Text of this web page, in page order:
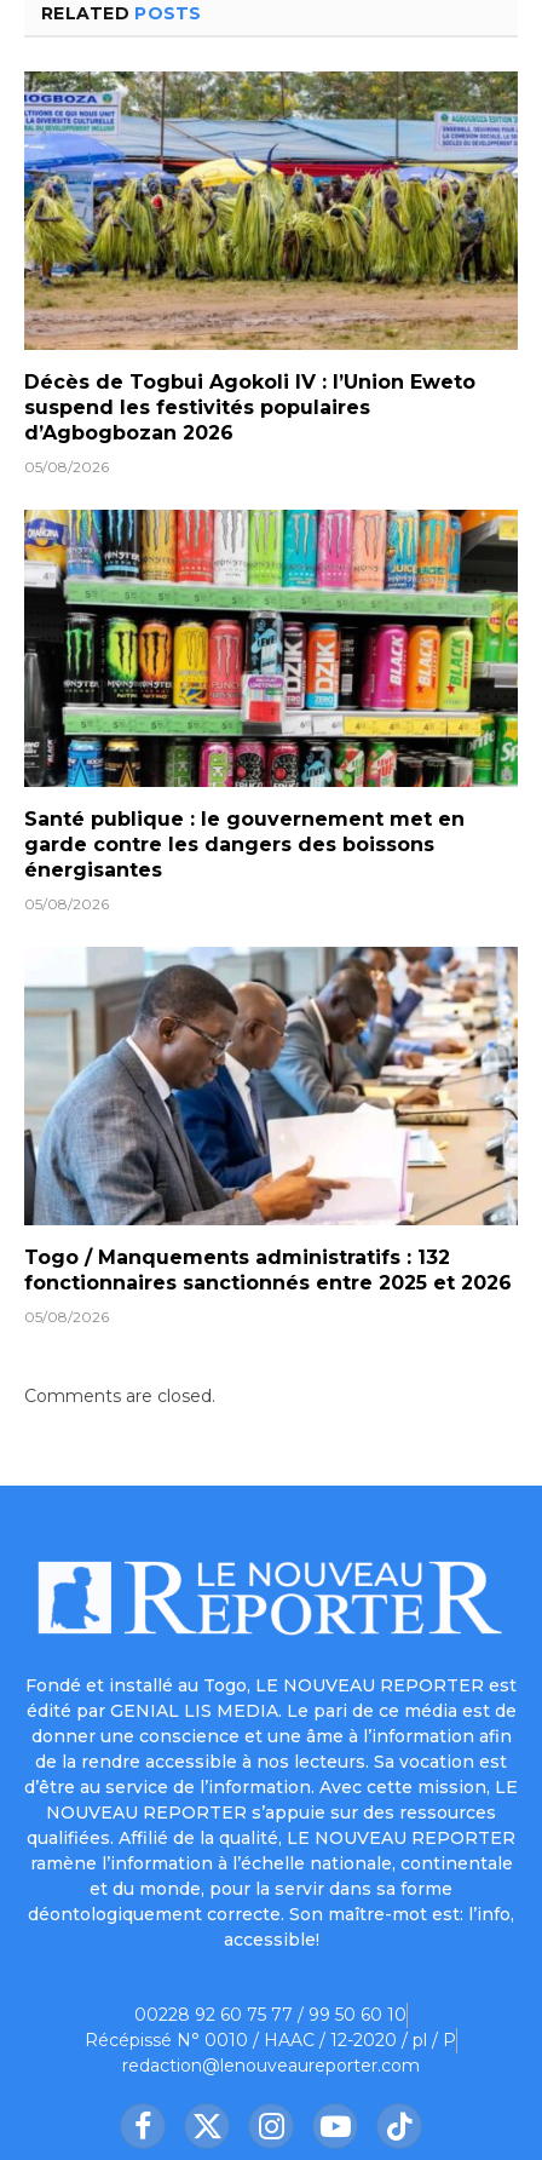
RELATED POSTS
Décès de Togbui Agokoli IV : l’Union Eweto
suspend les festivités populaires
d’Agbogbozan 2026
05/08/2026
Santé publique : le gouvernement met en
garde contre les dangers des boissons
énergisantes
05/08/2026
Togo / Manquements administratifs : 132
fonctionnaires sanctionnés entre 2025 et 2026
05/08/2026
Comments are closed.
Fondé et installé au Togo, LE NOUVEAU REPORTER est
édité par GENIAL LIS MEDIA. Le pari de ce média est de
donner une conscience et une âme à l’information afin
de la rendre accessible à nos lecteurs. Sa vocation est
d’être au service de l’information. Avec cette mission, LE
NOUVEAU REPORTER s’appuie sur des ressources
qualifiées. Affilié de la qualité, LE NOUVEAU REPORTER
ramène l’information à l’échelle nationale, continentale
et du monde, pour la servir dans sa forme
déontologiquement correcte. Son maître-mot est: l’info,
accessible!
00228 92 60 75 77 / 99 50 60 10
Récépissé N° 0010 / HAAC / 12-2020 / pl / P
redaction@lenouveaureporter.com
Facebook
X
InstagramYouTubeTikTok